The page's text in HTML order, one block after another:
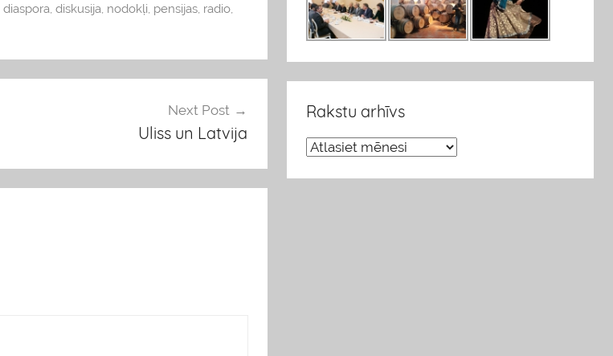
diaspora, diskusija, nodokļi, pensijas, radio,
Next Post
Uliss un Latvija
Rakstu arhīvs
R